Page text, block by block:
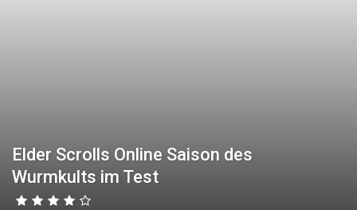
Elder Scrolls Online Saison des
Wurmkults im Test